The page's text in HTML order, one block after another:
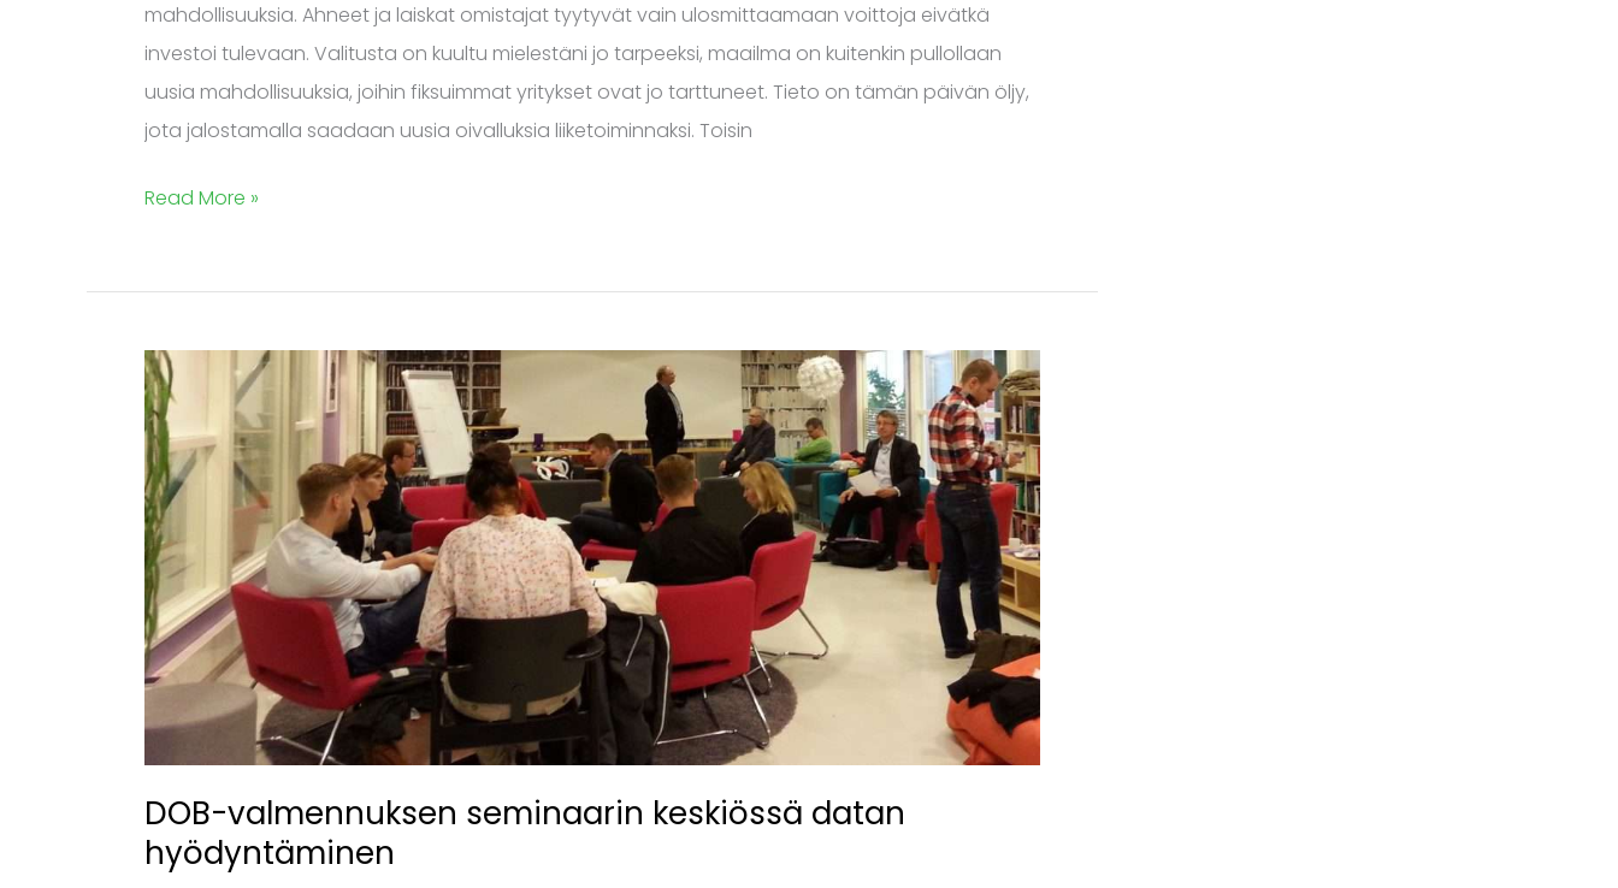
mahdollisuuksia. Ahneet ja laiskat omistajat tyytyvät vain ulosmittaamaan voittoja eivätkä
investoi tulevaan. Valitusta on kuultu mielestäni jo tarpeeksi, maailma on kuitenkin pullollaan
uusia mahdollisuuksia, joihin fiksuimmat yritykset ovat jo tarttuneet. Tieto on tämän päivän öljy,
jota jalostamalla saadaan uusia oivalluksia liiketoiminnaksi. Toisin
Read More »
DOB-valmennuksen seminaarin keskiössä datan
hyödyntäminen
DOB-
valmennuksen
seminaarin
keskiössä
datan
hyödyntäminen